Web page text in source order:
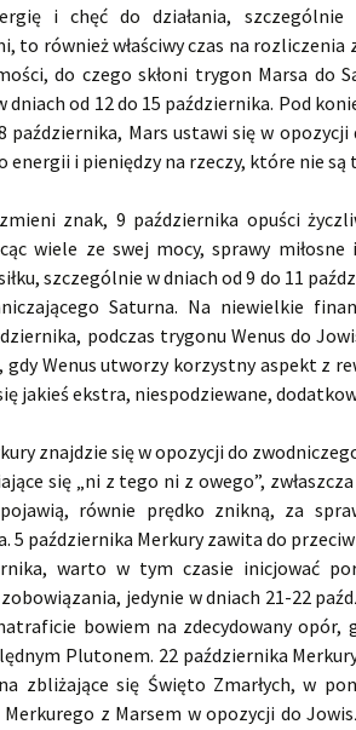
i chęć do działania, szczególnie
to również właściwy czas na rozliczenia
do czego skłoni trygon Marsa do
od 12 do 15 października. Pod
października, Mars ustawi się w opozycji
energii i pieniędzy na rzeczy, które nie są
znak, 9 października opuści
wiele ze swej mocy, sprawy miłosne
szczególnie w dniach od 9 do 11
Saturna. Na niewielkie
podczas trygonu Wenus do
Wenus utworzy korzystny aspekt z
jakieś ekstra, niespodziewane,
znajdzie się w opozycji do
się „ni z tego ni z owego”,
równie prędko znikną, za
5 października Merkury zawita do
warto w tym czasie inicjować
jedynie w dniach 21-22
bowiem na zdecydowany opór,
Plutonem. 22 października
zbliżające się Święto Zmarłych, w
z Marsem w opozycji do